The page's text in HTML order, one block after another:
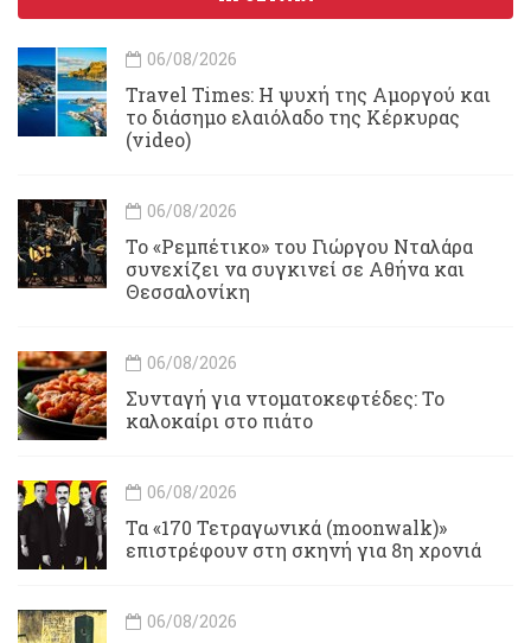
06/08/2026
Travel Times: H ψυχή της Αμοργού και
το διάσημο ελαιόλαδο της Κέρκυρας
(video)
06/08/2026
Το «Ρεμπέτικο» του Γιώργου Νταλάρα
συνεχίζει να συγκινεί σε Αθήνα και
Θεσσαλονίκη
06/08/2026
Συνταγή για ντοματοκεφτέδες: Το
καλοκαίρι στο πιάτο
06/08/2026
Τα «170 Τετραγωνικά (moonwalk)»
επιστρέφουν στη σκηνή για 8η χρονιά
06/08/2026